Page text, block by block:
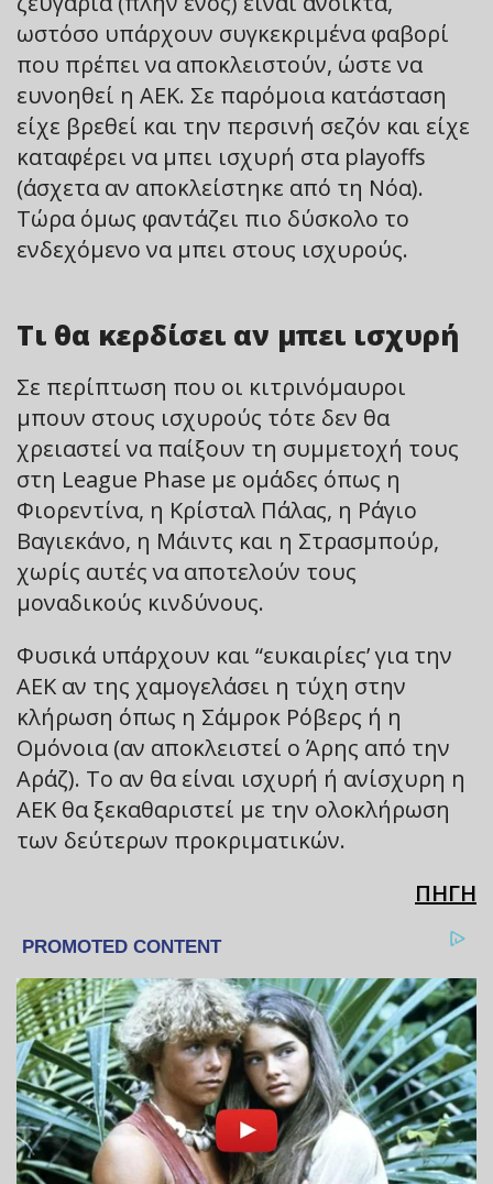
ωστόσο υπάρχουν συγκεκριμένα φαβορί
που πρέπει να αποκλειστούν, ώστε να
ευνοηθεί η ΑΕΚ. Σε παρόμοια κατάσταση
είχε βρεθεί και την περσινή σεζόν και είχε
καταφέρει να μπει ισχυρή στα playoffs
(άσχετα αν αποκλείστηκε από τη Νόα).
Τώρα όμως φαντάζει πιο δύσκολο το
ενδεχόμενο να μπει στους ισχυρούς.
Τι θα κερδίσει αν μπει ισχυρή
Σε περίπτωση που οι κιτρινόμαυροι
μπουν στους ισχυρούς τότε δεν θα
χρειαστεί να παίξουν τη συμμετοχή τους
στη League Phase με ομάδες όπως η
Φιορεντίνα, η Κρίσταλ Πάλας, η Ράγιο
Βαγιεκάνο, η Μάιντς και η Στρασμπούρ,
χωρίς αυτές να αποτελούν τους
μοναδικούς κινδύνους.
Φυσικά υπάρχουν και “ευκαιρίες’ για την
ΑΕΚ αν της χαμογελάσει η τύχη στην
κλήρωση όπως η Σάμροκ Ρόβερς ή η
Ομόνοια (αν αποκλειστεί ο Άρης από την
Αράζ). Το αν θα είναι ισχυρή ή ανίσχυρη η
ΑΕΚ θα ξεκαθαριστεί με την ολοκλήρωση
των δεύτερων προκριματικών.
ΠΗΓΗ